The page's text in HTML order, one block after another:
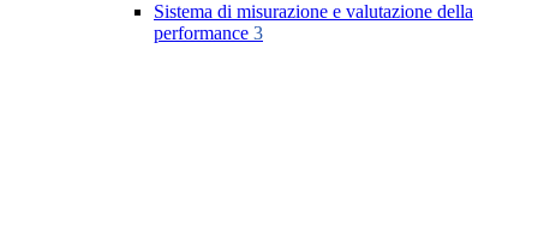
Sistema di misurazione e valutazione della
performance 3